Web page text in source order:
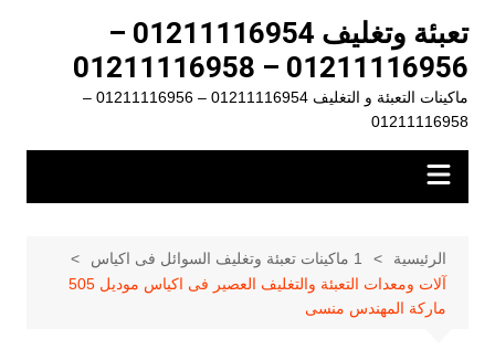
المحتوى
تعبئة وتغليف 01211116954 –
01211116956 – 01211116958
ماكينات التعبئة و التغليف 01211116954 – 01211116956 –
01211116958
الرئيسية
1 ماكينات تعبئة وتغليف السوائل فى اكياس
آلات ومعدات التعبئة والتغليف العصير فى اكياس موديل 505
ماركة المهندس منسى